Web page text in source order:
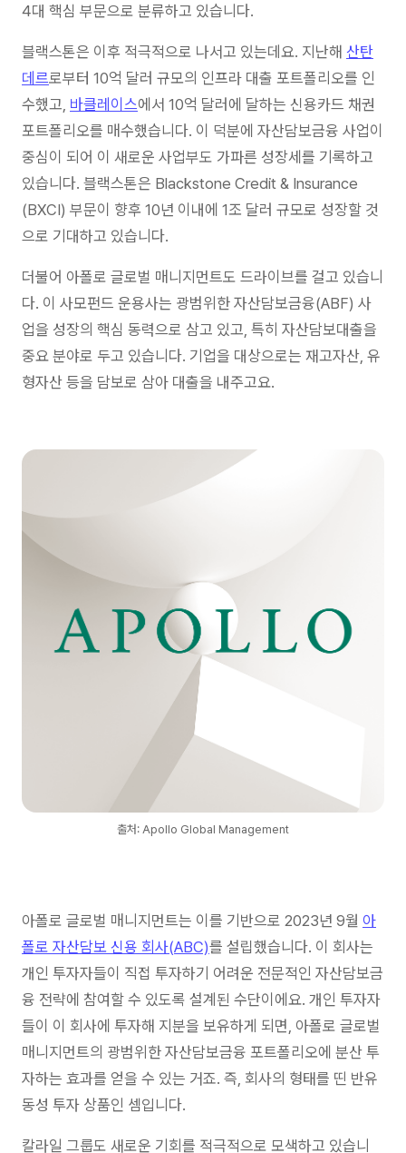
4대 핵심 부문으로 분류하고 있습니다.
블랙스톤은 이후 적극적으로 나서고 있는데요. 지난해 산탄
데르로부터 10억 달러 규모의 인프라 대출 포트폴리오를 인
수했고, 바클레이스에서 10억 달러에 달하는 신용카드 채권
포트폴리오를 매수했습니다. 이 덕분에 자산담보금융 사업이
중심이 되어 이 새로운 사업부도 가파른 성장세를 기록하고
있습니다. 블랙스톤은 Blackstone Credit & Insurance
(BXCI) 부문이 향후 10년 이내에 1조 달러 규모로 성장할 것
으로 기대하고 있습니다.
더불어 아폴로 글로벌 매니지먼트도 드라이브를 걸고 있습니
다. 이 사모펀드 운용사는 광범위한 자산담보금융(ABF) 사
업을 성장의 핵심 동력으로 삼고 있고, 특히 자산담보대출을
중요 분야로 두고 있습니다. 기업을 대상으로는 재고자산, 유
형자산 등을 담보로 삼아 대출을 내주고요.
출처: Apollo Global Management
아폴로 글로벌 매니지먼트는 이를 기반으로 2023년 9월 아
폴로 자산담보 신용 회사(ABC)를 설립했습니다. 이 회사는
개인 투자자들이 직접 투자하기 어려운 전문적인 자산담보금
융 전략에 참여할 수 있도록 설계된 수단이에요. 개인 투자자
들이 이 회사에 투자해 지분을 보유하게 되면, 아폴로 글로벌
매니지먼트의 광범위한 자산담보금융 포트폴리오에 분산 투
자하는 효과를 얻을 수 있는 거죠. 즉, 회사의 형태를 띤 반유
동성 투자 상품인 셈입니다.
칼라일 그룹도 새로운 기회를 적극적으로 모색하고 있습니